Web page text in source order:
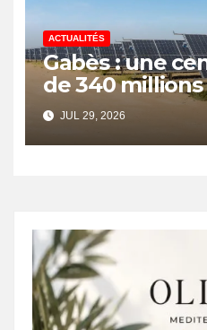
ACTUALITÉS
Gabès : une
de 340
pour renforcer
énergétique et
emplois
JUL 29, 2026